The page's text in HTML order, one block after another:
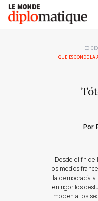
Skip
content
Le monde diplomatique
QUÉ ESCONDE LA
Por
Desde el fin de
los medios
la democracia
en rigor los
impiden a los